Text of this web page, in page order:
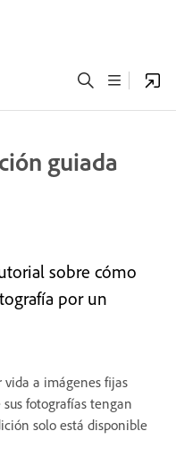
guiada
sobre cómo
por un
vida a imágenes fijas
fotografías tengan
solo está disponible